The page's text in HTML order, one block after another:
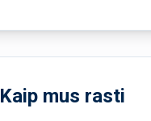
Kaip mus rasti